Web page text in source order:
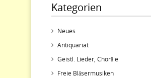
Kategorien
Neues
Antiquariat
Geistl. Lieder, Choräle
Freie Bläsermusiken